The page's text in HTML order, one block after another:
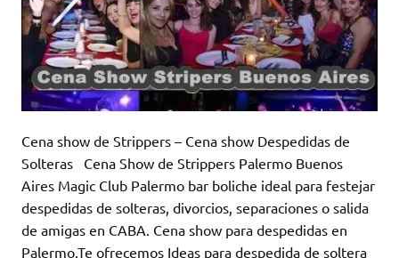
Cena show de Strippers – Cena show Despedidas de
Solteras Cena Show de Strippers Palermo Buenos
Aires Magic Club Palermo bar boliche ideal para festejar
despedidas de solteras, divorcios, separaciones o salida
de amigas en CABA. Cena show para despedidas en
Palermo.Te ofrecemos Ideas para despedida de soltera